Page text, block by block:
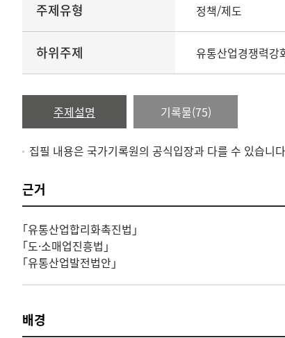
주제유형 정책/제도
하위주제 유통산업경쟁력강
주제설명 기록물(75)
집필 내용은 국가기록원의 공식입장과 다를 수 있습니
근거
｢유통산업합리화촉진법｣
｢도·소매업진흥법｣
｢유통산업발전법안｣
배경